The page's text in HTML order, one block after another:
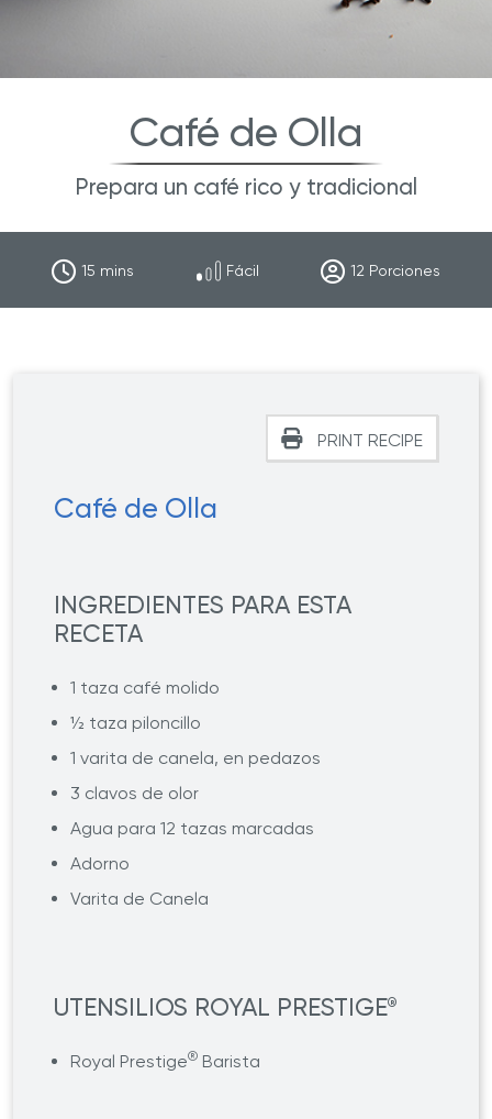
Café de Olla
Prepara un café rico y tradicional
15 mins Fácil 12 Porciones
PRINT RECIPE
Café de Olla
INGREDIENTES PARA ESTA
RECETA
1 taza café molido
½ taza piloncillo
1 varita de canela, en pedazos
3 clavos de olor
Agua para 12 tazas marcadas
Adorno
Varita de Canela
UTENSILIOS ROYAL PRESTIGE®
Royal Prestige® Barista